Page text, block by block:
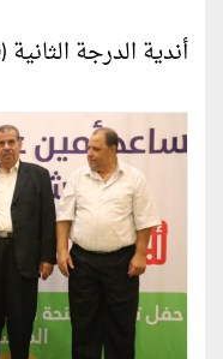
أندية الدرجة الثانية (14.000) شيكل